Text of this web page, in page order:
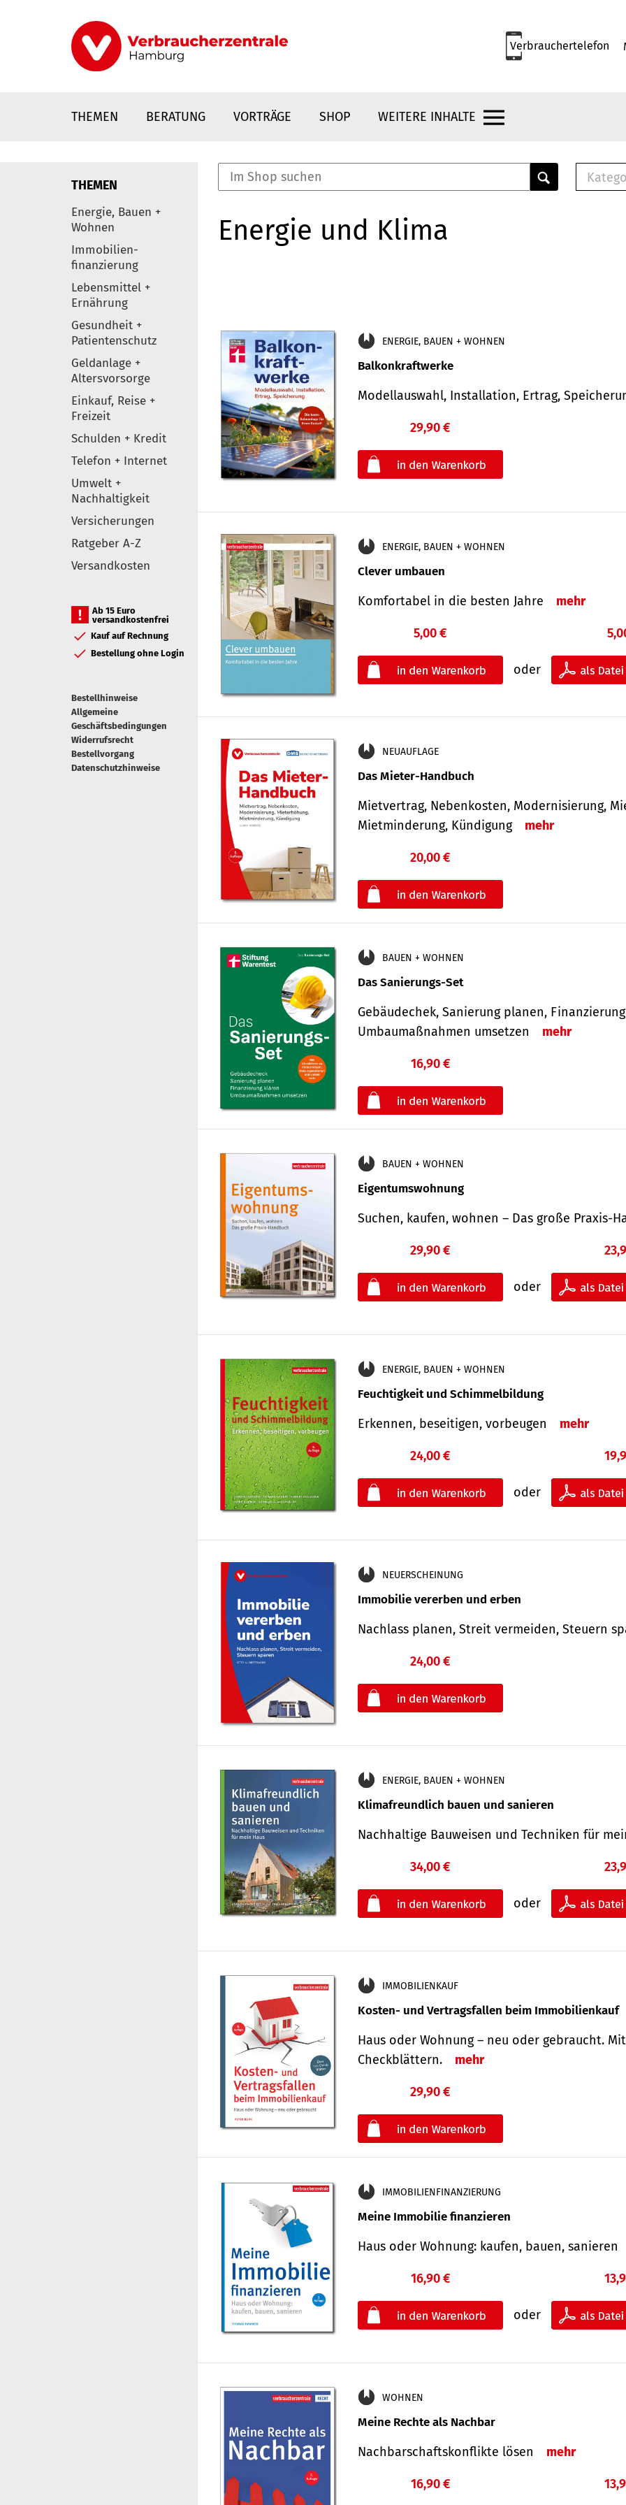
Verbrauchertelefon
THEMEN BERATUNG VORTRÄGE SHOP WEITERE INHALTE
Elemente
THEMEN
Energie, Bauen +
Wohnen
Immobilien-
finanzierung
Lebensmittel +
Ernährung
Gesundheit +
Patientenschutz
Geldanlage +
Altersvorsorge
Einkauf, Reise +
Freizeit
Schulden + Kredit
Telefon + Internet
Umwelt +
Nachhaltigkeit
Versicherungen
Ratgeber A-Z
Versandkosten
Ab 15 Euro
versandkostenfrei
Kauf auf Rechnung
Bestellung ohne Login
Bestellhinweise
Allgemeine
Geschäftsbedingungen
Widerrufsrecht
Bestellvorgang
Datenschutzhinweise
Energie und Klima
ENERGIE, BAUEN + WOHNEN
Balkonkraftwerke
Modellauswahl, Installation, Ertrag,
29,90 €
ENERGIE, BAUEN + WOHNEN
Clever umbauen
Komfortabel in die besten Jahre mehr
5,00 €
oder
NEUAUFLAGE
Das Mieter-Handbuch
Mietvertrag, Nebenkosten, Modernisierung,
Mietminderung, Kündigung
mehr
20,00 €
BAUEN + WOHNEN
Das Sanierungs-Set
Gebäudechek, Sanierung planen,
Umbaumaßnahmen umsetzen
mehr
16,90 €
BAUEN + WOHNEN
Eigentumswohnung
Suchen, kaufen, wohnen – Das große Praxis-
29,90 €
oder
ENERGIE, BAUEN + WOHNEN
Feuchtigkeit und Schimmelbildung
Erkennen, beseitigen, vorbeugen mehr
24,00 €
oder
NEUERSCHEINUNG
Immobilie vererben und erben
Nachlass planen, Streit vermeiden, Steuern
24,00 €
ENERGIE, BAUEN + WOHNEN
Klimafreundlich bauen und sanieren
Nachhaltige Bauweisen und Techniken für
34,00 €
oder
IMMOBILIENKAUF
Kosten- und Vertragsfallen beim Immobilienkauf
Haus oder Wohnung – neu oder gebraucht.
Check­blättern.
mehr
29,90 €
IMMOBILIENFINANZIERUNG
Meine Immobilie finanzieren
Haus oder Wohnung: kaufen, bauen, sanieren
16,90 €
oder
WOHNEN
Meine Rechte als Nachbar
Nach­bar­schafts­konflikte lösen mehr
16,90 €